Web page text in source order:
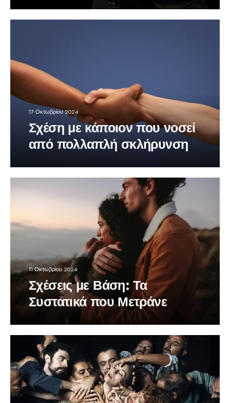
17 Οκτωβρίου 2024
Σχέση με κάποιον που νοσεί
από πολλαπλή σκλήρυνση
11 Οκτωβρίου 2024
Σχέσεις με Βάση: Τα
Συστατικά που Μετράνε